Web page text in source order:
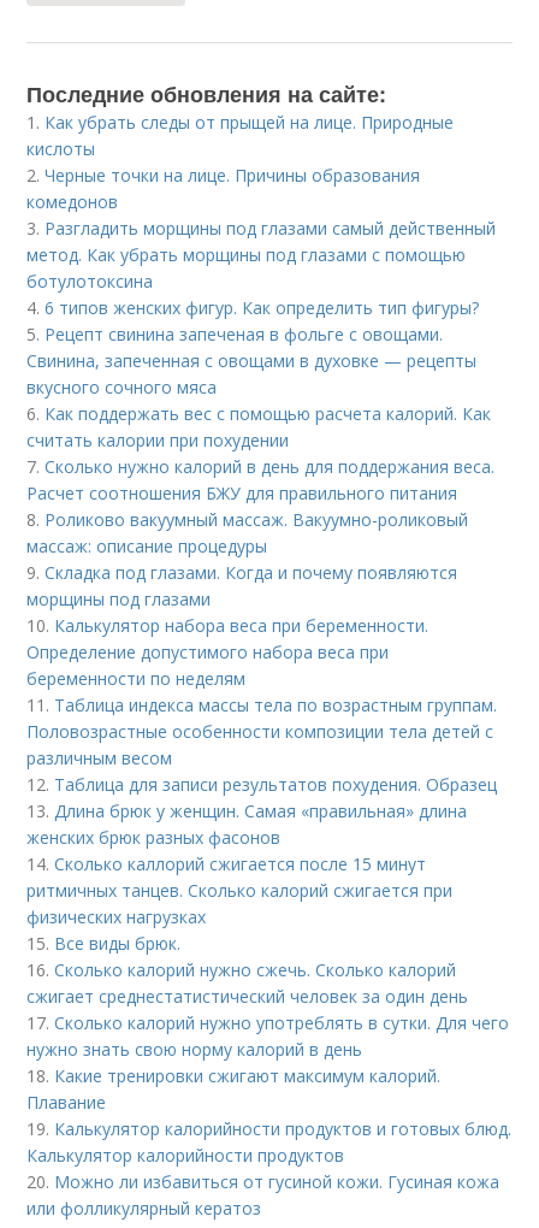
Последние обновления на сайте:
1. Как убрать следы от прыщей на лице. Природные
кислоты
2.Черные точки на лице. Причины образования
комедонов
3. Разгладить морщины под глазами самый действенный
метод. Как убрать морщины под глазами с помощью
ботулотоксина
4.6 типов женских фигур. Как определить тип фигуры?
5. Рецепт свинина запеченая в фольге с овощами.
Свинина, запеченная с овощами в духовке — рецепты
вкусного сочного мяса
6. Как поддержать вес с помощью расчета калорий. Как
считать калории при похудении
7.Сколько нужно калорий в день для поддержания веса.
Расчет соотношения БЖУ для правильного питания
8. Роликово вакуумный массаж. Вакуумно-роликовый
массаж: описание процедуры
9.Складка под глазами. Когда и почему появляются
морщины под глазами
10. Калькулятор набора веса при беременности.
Определение допустимого набора веса при
беременности по неделям
11. Таблица индекса массы тела по возрастным группам.
Половозрастные особенности композиции тела детей с
различным весом
12. Таблица для записи результатов похудения. Образец
13.Длина брюк у женщин. Самая «правильная» длина
женских брюк разных фасонов
14.Сколько каллорий сжигается после 15 минут
ритмичных танцев. Сколько калорий сжигается при
физических нагрузках
15. Все виды брюк.
16.Сколько калорий нужно сжечь. Сколько калорий
сжигает среднестатистический человек за один день
17.Сколько калорий нужно употреблять в сутки. Для чего
нужно знать свою норму калорий в день
18. Какие тренировки сжигают максимум калорий.
Плавание
19. Калькулятор калорийности продуктов и готовых блюд.
Калькулятор калорийности продуктов
20. Можно ли избавиться от гусиной кожи. Гусиная кожа
или фолликулярный кератоз